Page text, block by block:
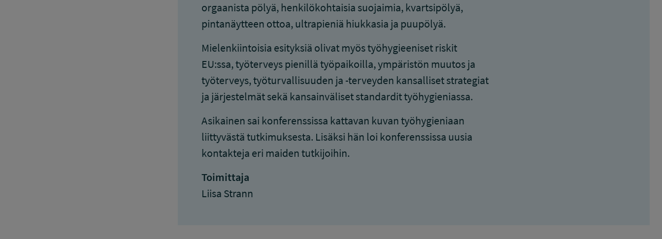
orgaanista pölyä, henkilökohtaisia suojaimia, kvartsipölyä,
pintanäytteen ottoa, ultrapieniä hiukkasia ja puupölyä.
Mielenkiintoisia esityksiä olivat myös työhygieeniset riskit
EU:ssa, työterveys pienillä työpaikoilla, ympäristön muutos ja
työterveys, työturvallisuuden ja -terveyden kansalliset strategiat
ja järjestelmät sekä kansainväliset standardit työhygieniassa.
Asikainen sai konferenssissa kattavan kuvan työhygieniaan
liittyvästä tutkimuksesta. Lisäksi hän loi konferenssissa uusia
kontakteja eri maiden tutkijoihin.
Toimittaja
Liisa Strann